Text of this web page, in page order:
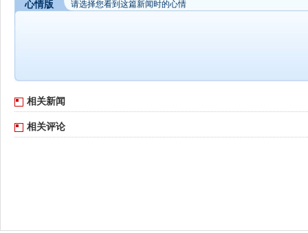
心情版 请选择您看到这篇新闻时的心情
相关新闻
相关评论